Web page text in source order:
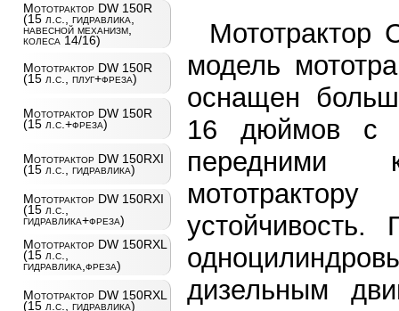
Мототрактор DW 150R
(15 л.с., гидравлика,
навесной механизм,
колеса 14/16)
Мототрактор DW 150R
(15 л.с., плуг+фреза)
Мототрактор DW 150R
(15 л.с.+фреза)
Мототрактор DW 150RXI
(15 л.с., гидравлика)
Мототрактор DW 150RXI
(15 л.с.,
гидравлика+фреза)
Мототрактор DW 150RXL
(15 л.с.,
гидравлика,фреза)
Мототрактор DW 150RXL
(15 л.с., гидравлика)
Мототрактор
модель
оснащен
16 дюймов с
передними
дизельным